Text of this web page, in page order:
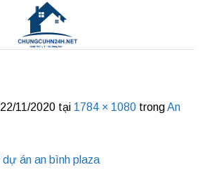
22/11/2020 tại 1784 × 1080 trongAn